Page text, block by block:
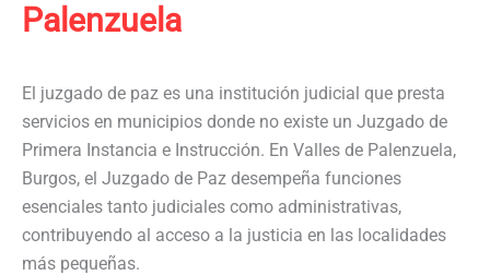
Palenzuela
El juzgado de paz es una institución judicial que presta
servicios en municipios donde no existe un Juzgado de
Primera Instancia e Instrucción. En Valles de Palenzuela,
Burgos, el Juzgado de Paz desempeña funciones
esenciales tanto judiciales como administrativas,
contribuyendo al acceso a la justicia en las localidades
más pequeñas.